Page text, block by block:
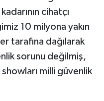
cihatçı
10 milyona yakın
tarafına dağılarak
sorunu değilmiş,
showları milli güvenlik